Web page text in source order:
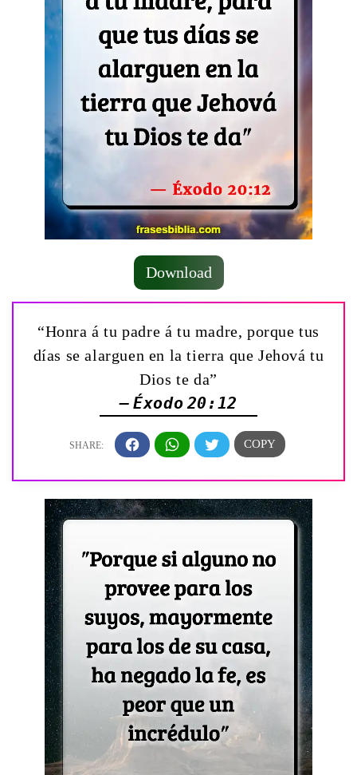
Download
“Honra á tu padre á tu madre, porque tus
días se alarguen en la tierra que Jehová tu
Dios te da”
— Éxodo 20:12